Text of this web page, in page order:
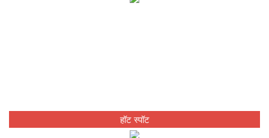
हॉट स्पॉट